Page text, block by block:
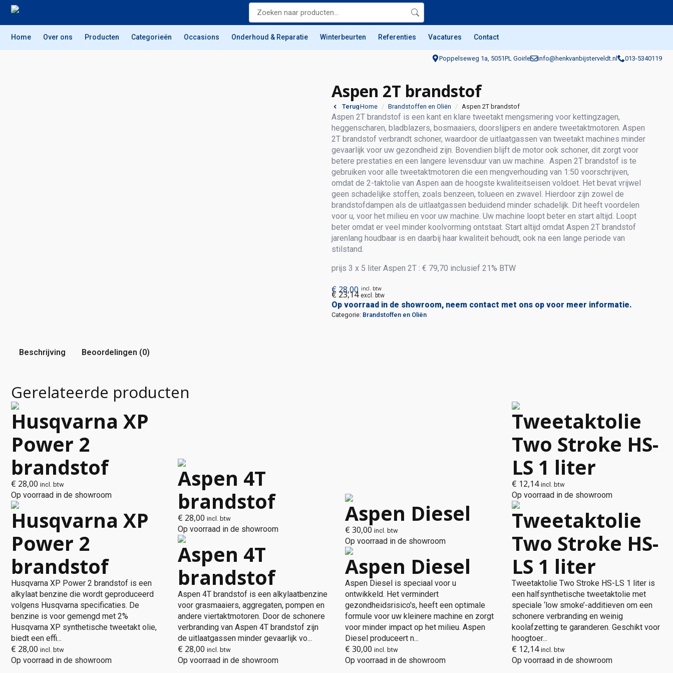
Home Over ons Producten Categorieën Occasions Onderhoud & Reparatie Winterbeurten Referenties Vacatures Contact
Poppelseweg 1a, 5051PL Goirle info@henkvanbijsterveldt.nl 013-5340119
Aspen 2T brandstof
TerugHome Brandstoffen en Oliën Aspen 2T brandstof
Aspen 2T brandstof is een kant en klare tweetakt mengsmering voor kettingzagen,
heggenscharen, bladblazers, bosmaaiers, doorslijpers en andere tweetaktmotoren. Aspen
2T brandstof verbrandt schoner, waardoor de uitlaatgassen van tweetakt machines minder
gevaarlijk voor uw gezondheid zijn. Bovendien blijft de motor ook schoner, dit zorgt voor
betere prestaties en een langere levensduur van uw machine. Aspen 2T brandstof is te
gebruiken voor alle tweetaktmotoren die een mengverhouding van 1:50 voorschrijven,
omdat de 2-taktolie van Aspen aan de hoogste kwaliteitseisen voldoet. Het bevat vrijwel
geen schadelijke stoffen, zoals benzeen, tolueen en zwavel. Hierdoor zijn zowel de
brandstofdampen als de uitlaatgassen beduidend minder schadelijk. Dit heeft voordelen
voor u, voor het milieu en voor uw machine. Uw machine loopt beter en start altijd. Loopt
beter omdat er veel minder koolvorming ontstaat. Start altijd omdat Aspen 2T brandstof
jarenlang houdbaar is en daarbij haar kwaliteit behoudt, ook na een lange periode van
stilstand.
prijs 3 x 5 liter Aspen 2T : € 79,70 inclusief 21% BTW
€ 28,00 incl. btw
€ 23,14 excl. btw
Op voorraad in de showroom, neem contact met ons op voor meer informatie.
Categorie: Brandstoffen en Oliën
Beschrijving Beoordelingen (0)
Gerelateerde producten
Husqvarna XP
Power 2
brandstof
€ 28,00 incl. btw
Op voorraad in de showroom
Husqvarna XP
Power 2
brandstof
Husqvarna XP Power 2 brandstof is een
alkylaat benzine die wordt geproduceerd
volgens Husqvarna specificaties. De
benzine is voor gemengd met 2%
Husqvarna XP synthetische tweetakt olie,
biedt een effi...
€ 28,00 incl. btw
Op voorraad in de showroom
Aspen 4T
brandstof
€ 28,00 incl. btw
Op voorraad in de showroom
Aspen 4T
brandstof
Aspen 4T brandstof is een alkylaatbenzine
voor grasmaaiers, aggregaten, pompen en
andere viertaktmotoren. Door de schonere
verbranding van Aspen 4T brandstof zijn
de uitlaatgassen minder gevaarlijk vo...
€ 28,00 incl. btw
Op voorraad in de showroom
Aspen Diesel
€ 30,00 incl. btw
Op voorraad in de showroom
Aspen Diesel
Aspen Diesel is speciaal voor u
ontwikkeld. Het vermindert
gezondheidsrisico's, heeft een optimale
formule voor uw kleinere machine en zorgt
voor minder impact op het milieu. Aspen
Diesel produceert n...
€ 30,00 incl. btw
Op voorraad in de showroom
Tweetaktolie
Two Stroke HS-
LS 1 liter
€ 12,14 incl. btw
Op voorraad in de showroom
Tweetaktolie
Two Stroke HS-
LS 1 liter
Tweetaktolie Two Stroke HS-LS 1 liter is
een halfsynthetische tweetaktolie met
speciale ‘low smoke’-additieven om een
schonere verbranding en weinig
koolafzetting te garanderen. Geschikt voor
hoogtoer...
€ 12,14 incl. btw
Op voorraad in de showroom